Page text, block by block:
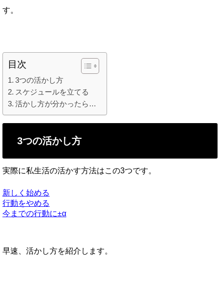
す。
目次
3つの活かし方
スケジュールを立てる
活かし方が分かったら…
3つの活かし方
実際に私生活の活かす方法はこの3つです。
新しく始める
行動をやめる
今までの行動に±α
早速、活かし方を紹介します。